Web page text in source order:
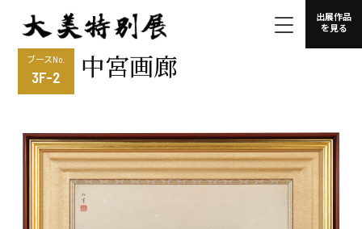
出展作品
を見る
ブースNo.
3F-2 中宮画廊